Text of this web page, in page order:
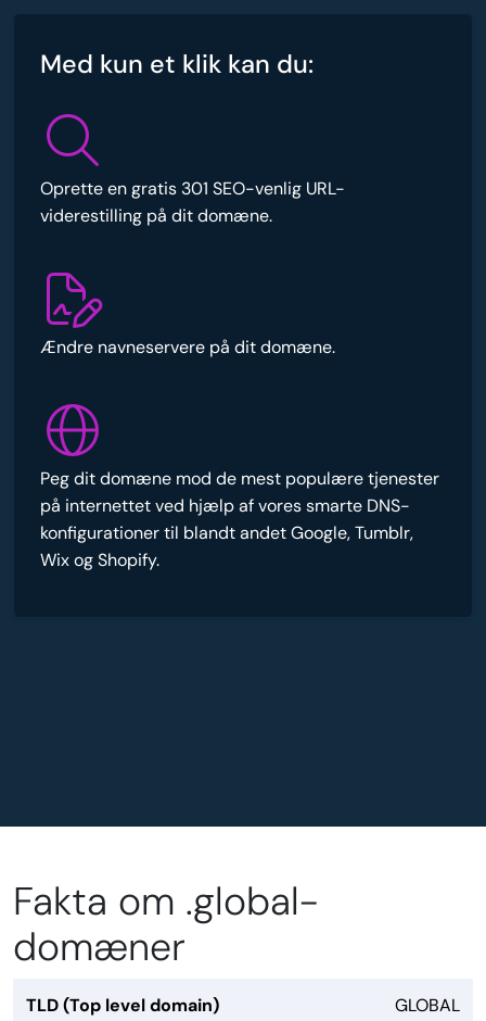
Med kun et klik kan du:
Oprette en gratis 301 SEO-venlig URL-
viderestilling på dit domæne.
Ændre navneservere på dit domæne.
Peg dit domæne mod de mest populære tjenester
på internettet ved hjælp af vores smarte DNS-
konfigurationer til blandt andet Google, Tumblr,
Wix og Shopify.
Fakta om .global-
domæner
TLD (Top level domain) GLOBAL